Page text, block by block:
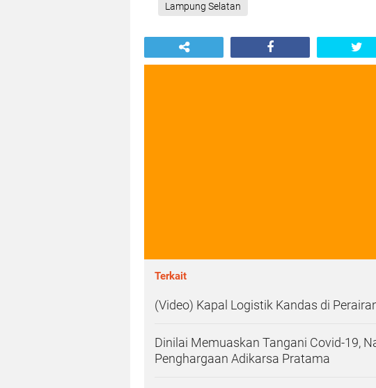
Lampung Selatan
Terkait
(Video) Kapal Logistik Kandas di
Dinilai Memuaskan Tangani Covid-19,
Penghargaan Adikarsa Pratama